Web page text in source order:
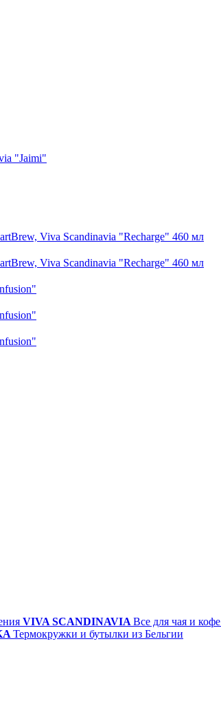
"Jaimi"
Viva Scandinavia "Recharge" 460 мл
Viva Scandinavia "Recharge" 460 мл
VIVA SCANDINAVIA Все для чая и кофе
Термокружки и бутылки из Бельгии